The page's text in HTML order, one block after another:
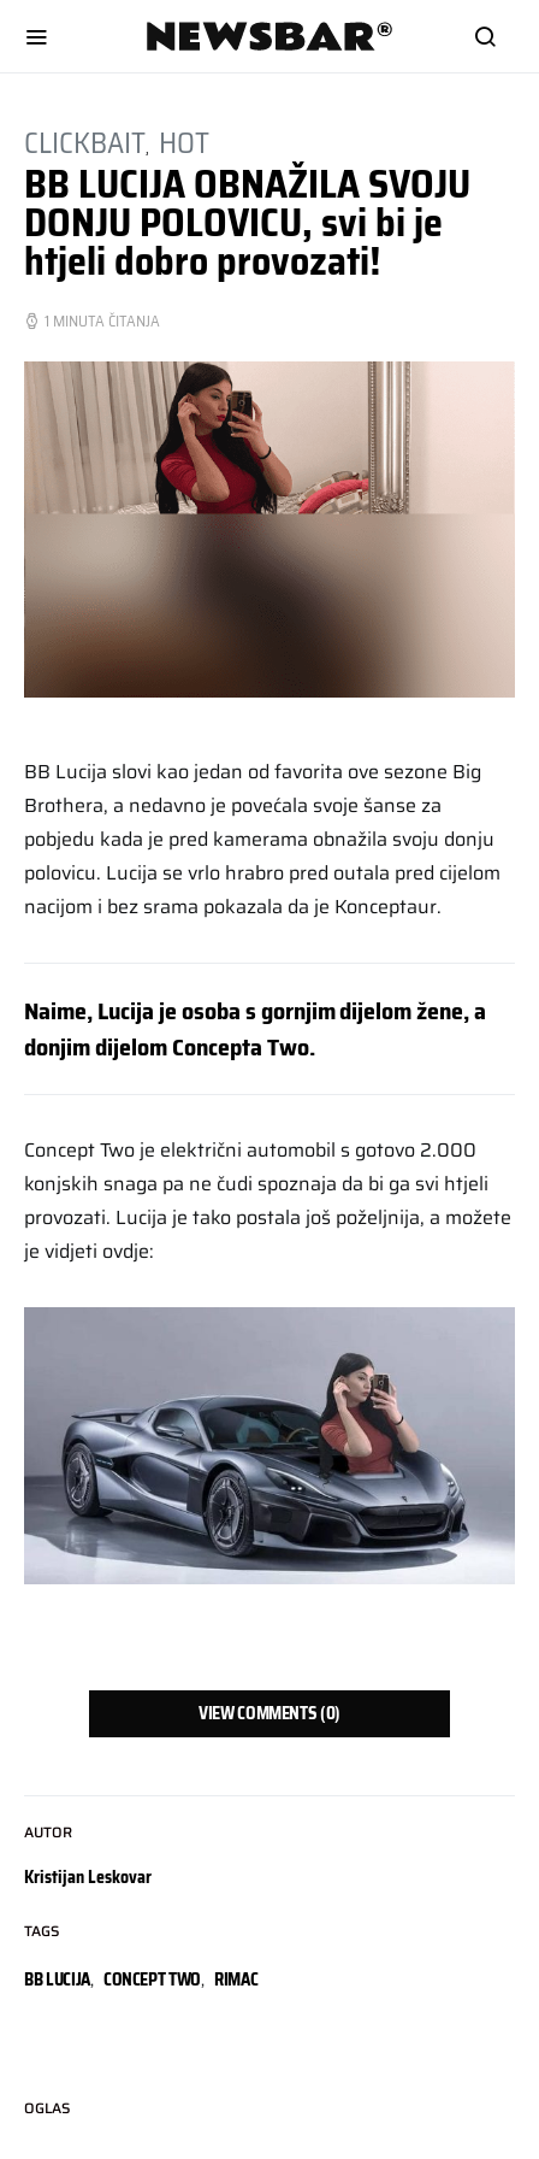
CLICKBAIT HOT
BB LUCIJA OBNAŽILA SVOJU
DONJU POLOVICU, svi bi je
htjeli dobro provozati!
1 MINUTA ČITANJA
AUTOR
Kristijan Leskovar
TAGS
BB LUCIJA, CONCEPT TWO, RIMAC
BB Lucija slovi kao jedan od favorita ove sezone Big
Brothera, a nedavno je povećala svoje šanse za
pobjedu kada je pred kamerama obnažila svoju donju
polovicu. Lucija se vrlo hrabro pred outala pred cijelom
nacijom i bez srama pokazala da je Konceptaur.
Naime, Lucija je osoba s gornjim dijelom žene, a
donjim dijelom Concepta Two.
Concept Two je električni automobil s gotovo 2.000
konjskih snaga pa ne čudi spoznaja da bi ga svi htjeli
provozati. Lucija je tako postala još poželjnija, a možete
je vidjeti ovdje:
VIEW COMMENTS (0)
OGLAS